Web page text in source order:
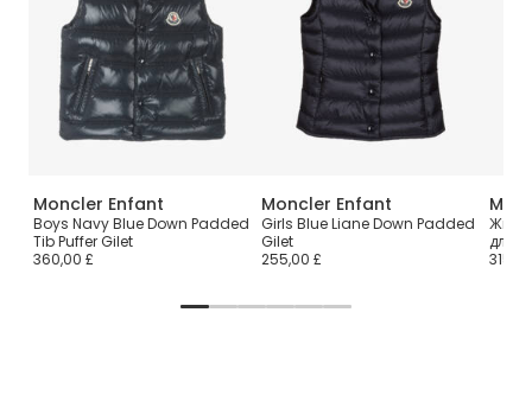
Moncler Enfant
Boys Navy Blue Down Padded
Tib Puffer Gilet
360,00 £
Moncler Enfant
Girls Blue Liane Down Padded
Gilet
255,00 £
для